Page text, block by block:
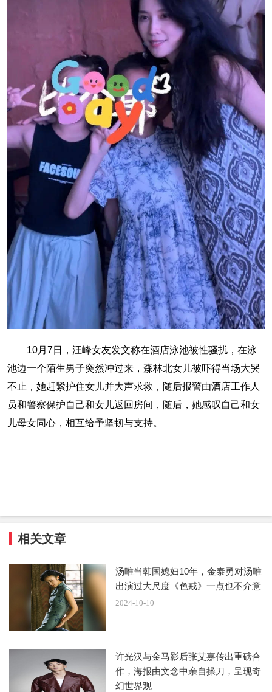
10月7日，汪峰女友发文称在酒店泳池被性骚扰，在泳
池边一个陌生男子突然冲过来，森林北女儿被吓得当场大哭
不止，她赶紧护住女儿并大声求救，随后报警由酒店工作人
员和警察保护自己和女儿返回房间，随后，她感叹自己和女
儿母女同心，相互给予坚韧与支持。
相关文章
汤唯当韩国媳妇10年，金泰勇对汤唯
出演过大尺度《色戒》一点也不介意
2024-10-10
许光汉与金马影后张艾嘉传出重磅合
作，海报由文念中亲自操刀，呈现奇
幻世界观